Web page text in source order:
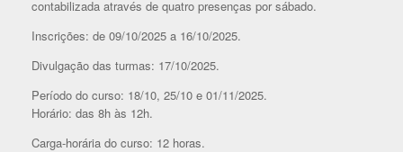
contabilizada através de quatro presenças por sábado.
Inscrições: de 09/10/2025 a 16/10/2025.
Divulgação das turmas: 17/10/2025.
Período do curso: 18/10, 25/10 e 01/11/2025.
Horário: das 8h às 12h.
Carga-horária do curso: 12 horas.